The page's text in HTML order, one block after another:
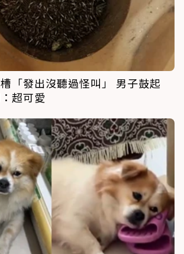
「發出沒聽過怪叫」 男子鼓起
超可愛